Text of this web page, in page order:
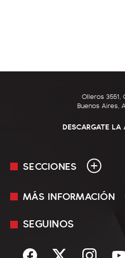
Olleros 3551,
Buenos Aires,
DESCARGATE LA
SECCIONES
En Vivo
Sociedad
MÁS INFORMACIÓN
Mediakit
Términos y condiciones
SEGUINOS